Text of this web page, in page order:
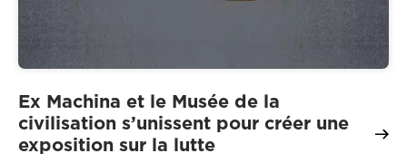
Ex Machina et le Musée de la
civilisation s’unissent pour créer une
exposition sur la lutte